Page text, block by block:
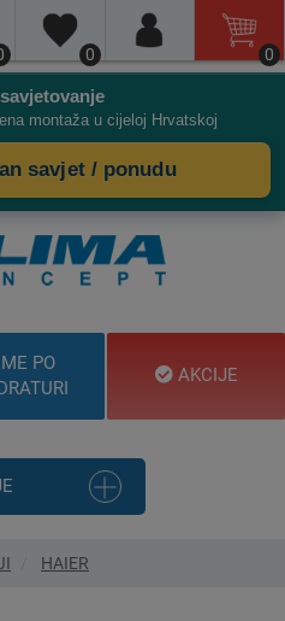
0 0
montaža u cijeloj Hrvatskoj
savjet / ponudu
PO
AKCIJE
HAIER